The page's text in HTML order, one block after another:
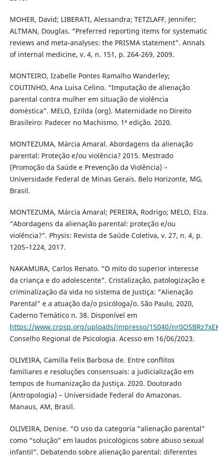
MOHER, David; LIBERATI, Alessandra; TETZLAFF, Jennifer;
ALTMAN, Douglas. “Preferred reporting items for systematic
reviews and meta-analyses: the PRISMA statement”. Annals
of internal medicine, v. 4, n. 151, p. 264-269, 2009.
MONTEIRO, Izabelle Pontes Ramalho Wanderley;
COUTINHO, Ana Luisa Celino. “Imputação de alienação
parental contra mulher em situação de violência
doméstica”. MELO, Ezilda (org). Maternidade no Direito
Brasileiro: Padecer no Machismo. 1ª edição. 2020.
MONTEZUMA, Márcia Amaral. Abordagens da alienação
parental: Proteção e/ou violência? 2015. Mestrado
(Promoção da Saúde e Prevenção da Violência) –
Universidade Federal de Minas Gerais. Belo Horizonte, MG,
Brasil.
MONTEZUMA, Márcia Amaral; PEREIRA, Rodrigo; MELO, Elza.
“Abordagens da alienação parental: proteção e/ou
violência?”. Physis: Revista de Saúde Coletiva, v. 27, n. 4, p.
1205–1224, 2017.
NAKAMURA, Carlos Renato. “O mito do superior interesse
da criança e do adolescente”. Cristalização, patologização e
criminalização da vida no sistema de Justiça: “Alienação
Parental” e a atuação da/o psicóloga/o. São Paulo, 2020,
Caderno Temático n. 38. Disponível em
https://www.crpsp.org/uploads/impresso/15040/
Conselho Regional de Psicologia. Acesso em 16/06/2023.
OLIVEIRA, Camilla Felix Barbosa de. Entre conflitos
familiares e resoluções consensuais: a judicialização em
tempos de humanização da Justiça. 2020. Doutorado
(Antropologia) – Universidade Federal do Amazonas.
Manaus, AM, Brasil.
OLIVEIRA, Denise. “O uso da categoria “alienação parental”
como “solução” em laudos psicológicos sobre abuso sexual
infantil”. Debatendo sobre alienação parental: diferentes